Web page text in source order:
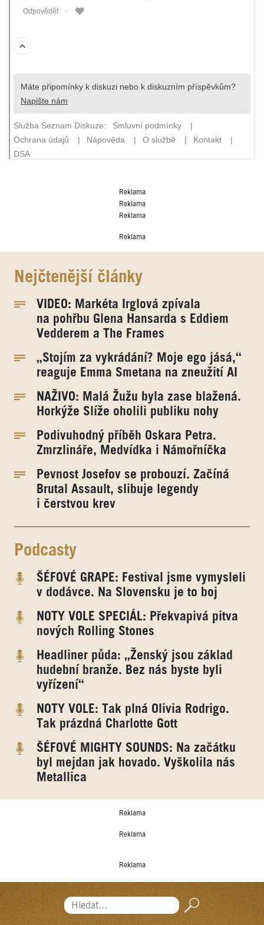
Reklama
Reklama
Reklama
Reklama
Nejčtenější články
VIDEO: Markéta Irglová zpívala
na pohřbu Glena Hansarda s Eddiem
Vedderem a The Frames
„Stojím za vykrádání? Moje ego jásá,“
reaguje Emma Smetana na zneužití AI
NAŽIVO: Malá Žužu byla zase blažená.
Horkýže Slíže oholili publiku nohy
Podivuhodný příběh Oskara Petra.
Zmrzlináře, Medvídka i Námořníčka
Pevnost Josefov se probouzí. Začíná
Brutal Assault, slibuje legendy
i čerstvou krev
Podcasty
ŠÉFOVÉ GRAPE: Festival jsme vymysleli
v dodávce. Na Slovensku je to boj
NOTY VOLE SPECIÁL: Překvapivá pitva
nových Rolling Stones
Headliner půda: „Ženský jsou základ
hudební branže. Bez nás byste byli
vyřízení“
NOTY VOLE: Tak plná Olivia Rodrigo.
Tak prázdná Charlotte Gott
ŠÉFOVÉ MIGHTY SOUNDS: Na začátku
byl mejdan jak hovado. Vyškolila nás
Metallica
Reklama
Reklama
Reklama
Hledat...